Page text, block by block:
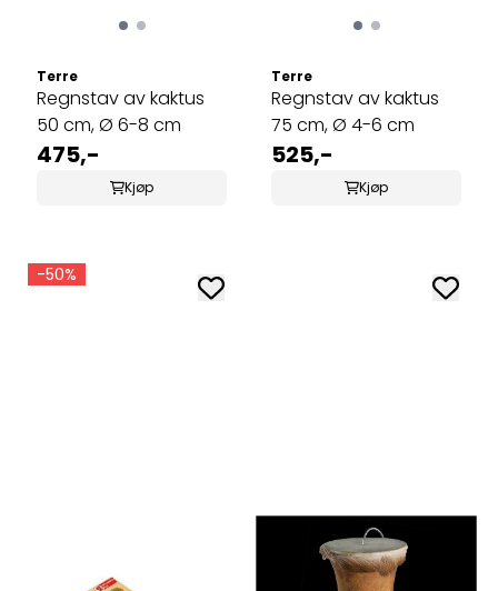
Terre
Regnstav av kaktus
50 cm, Ø 6-8 cm
475,-
Kjøp
Terre
Regnstav av kaktus
75 cm, Ø 4-6 cm
525,-
Kjøp
-50%